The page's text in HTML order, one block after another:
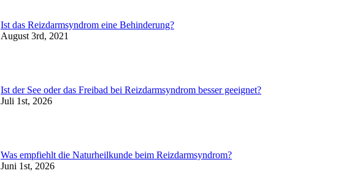
Ist das Reizdarmsyndrom eine Behinderung?
August 3rd, 2021
Ist der See oder das Freibad bei Reizdarmsyndrom besser geeignet?
Juli 1st, 2026
Was empfiehlt die Naturheilkunde beim Reizdarmsyndrom?
Juni 1st, 2026